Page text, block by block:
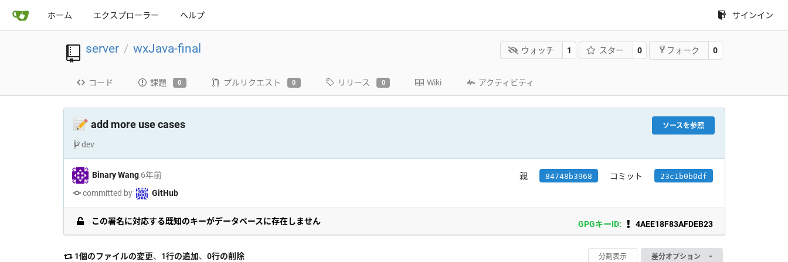
ホーム エクスプローラー ヘルプ サインイン
server / wxJava-final ウォッチ 1 スター 0 フォーク 0
コード 課題 0 プルリクエスト 0 リリース 0 Wiki アクティビティ
ソースを参照
📝 add more use cases
dev
Binary Wang 6年前
committed by
GitHub
親 84748b3968 コミット 23c1b0b0df
この署名に対応する既知のキーがデータベースに存在しません GPGキーID: 4AEE18F83AFDEB23
1個のファイルの変更、 1行の追加、 0行の削除 分割表示 差分オプション